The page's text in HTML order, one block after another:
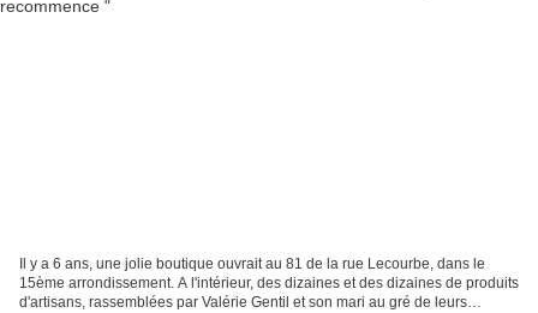
Il y a 6 ans, une jolie boutique ouvrait au 81 de la rue Lecourbe, dans le
15ème arrondissement. A l'intérieur, des dizaines et des dizaines de produits
d'artisans, rassemblées par Valérie Gentil et son mari au gré de leurs